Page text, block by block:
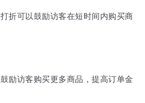
折可以鼓励访客在短时间内购买商
励访客购买更多商品，提高订单金